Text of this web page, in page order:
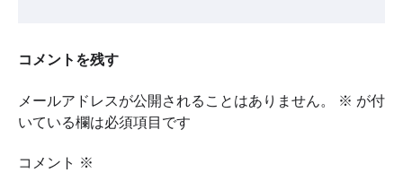
コメントを残す
メールアドレスが公開されることはありません。 ※ が付
いている欄は必須項目です
コメント ※